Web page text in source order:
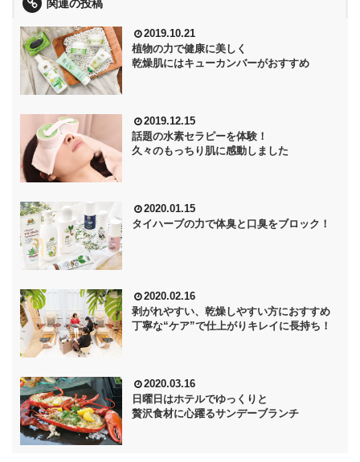
関連の投稿
2019.10.21
植物の力で健康に美しく
乾燥肌にはキューカンバーがおすすめ
2019.12.15
話題の水素セラピーを体験！
久々のもっちり肌に感動しました
2020.01.15
タイハーブの力で体臭と口臭をブロック！
2020.02.16
剥がれやすい、乾燥しやすい方におすすめ
丁寧な“ケア”で仕上がりキレイに長持ち！
2020.03.16
日曜日はホテルでゆっくりと
贅沢食材に心躍るサンデーブランチ